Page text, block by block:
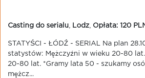
Casting do serialu Lodz Opłata: 120
STATYŚCI - ŁÓDŹ - SERIAL Na plan
statystów: Mężczyźni w wieku 20-80
20-80 lat. *Gramy lata 50 - szukamy
mężcz...